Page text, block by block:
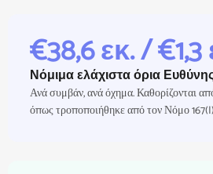
€38,6 εκ. / €1,3
Νόμιμα ελάχιστα όρια
Ανά συμβάν, ανά όχημα. Καθορίζονται
όπως τροποποιήθηκε από τον Νόμο